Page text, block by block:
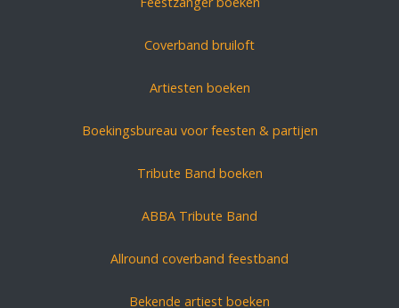
Coverband bruiloft
Artiesten boeken
Boekingsbureau voor feesten & partijen
Tribute Band boeken
ABBA Tribute Band
Allround coverband feestband
Bekende artiest boeken